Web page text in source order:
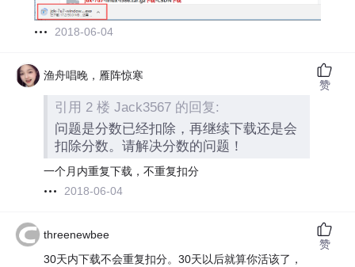
2018-06-04
渔舟唱晚，雁阵惊寒
引用 2 楼 Jack3567 的回复:
问题是分数已经扣除，再继续下载还是会
扣除分数。请解决分数的问题！
一个月内重复下载，不重复扣分
2018-06-04
赞
threenewbee
30天内下载不会重复扣分。30天以后就算你活该了，
赞